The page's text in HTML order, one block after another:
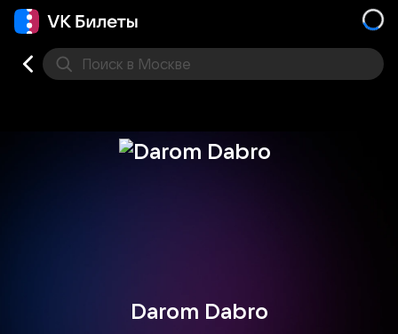
Поиск в Москве
Darom Dabro